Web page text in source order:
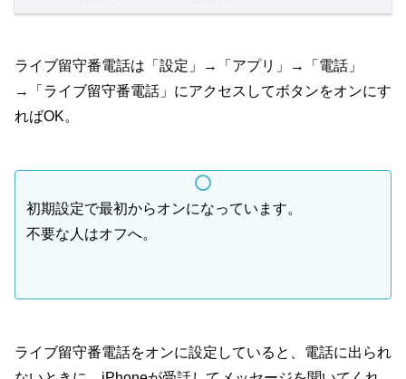
ライブ留守番電話は「設定」→「アプリ」→「電話」
→「ライブ留守番電話」にアクセスしてボタンをオンにす
ればOK。
初期設定で最初からオンになっています。
不要な人はオフへ。
ライブ留守番電話をオンに設定していると、電話に出られ